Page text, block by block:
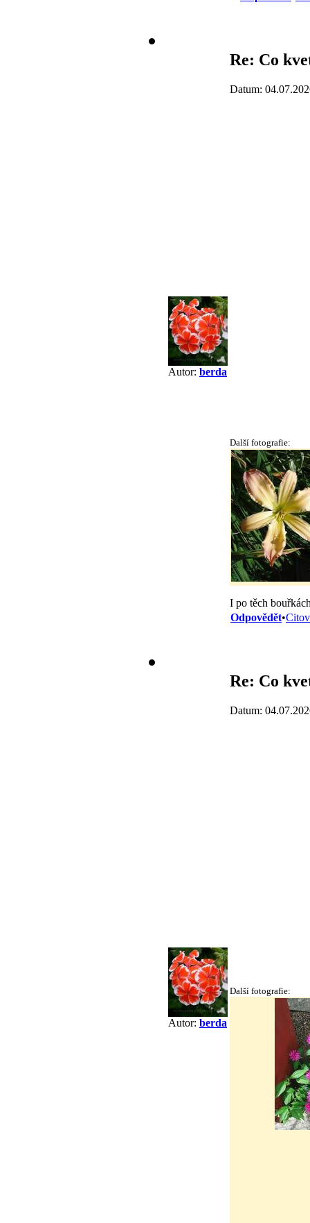
Autor: berda
Re: Co
Datum:
Další fotografie:
I po těch
Odpovědět•
Autor: berda
Re: Co
Datum:
Další fotografie: